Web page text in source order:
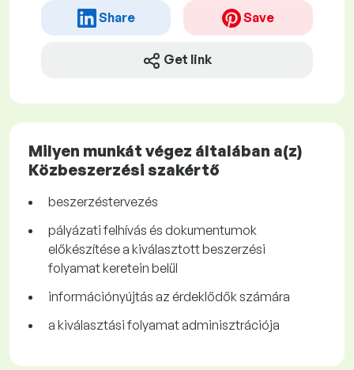
Share Save
Get link
Milyen munkát végez általában a(z)
Közbeszerzési szakértő
beszerzéstervezés
pályázati felhívás és dokumentumok
előkészítése a kiválasztott beszerzési
folyamat keretein belül
információnyújtás az érdeklődők számára
a kiválasztási folyamat adminisztrációja